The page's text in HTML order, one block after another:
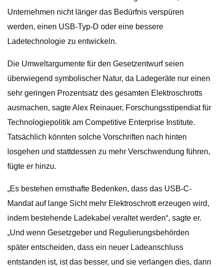
Unternehmen nicht länger das Bedürfnis verspüren
werden, einen USB-Typ-D oder eine bessere
Ladetechnologie zu entwickeln.
Die Umweltargumente für den Gesetzentwurf seien
überwiegend symbolischer Natur, da Ladegeräte nur einen
sehr geringen Prozentsatz des gesamten Elektroschrotts
ausmachen, sagte Alex Reinauer, Forschungsstipendiat für
Technologiepolitik am Competitive Enterprise Institute.
Tatsächlich könnten solche Vorschriften nach hinten
losgehen und stattdessen zu mehr Verschwendung führen,
fügte er hinzu.
„Es bestehen ernsthafte Bedenken, dass das USB-C-
Mandat auf lange Sicht mehr Elektroschrott erzeugen wird,
indem bestehende Ladekabel veraltet werden“, sagte er.
„Und wenn Gesetzgeber und Regulierungsbehörden
später entscheiden, dass ein neuer Ladeanschluss
entstanden ist, ist das besser, und sie verlangen dies, dann